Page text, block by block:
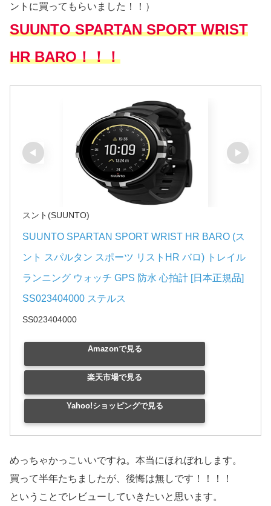
ントに買ってもらいました！！）
SUUNTO SPARTAN SPORT WRIST
HR BARO！！！
スント(SUUNTO)
SUUNTO SPARTAN SPORT WRIST HR BARO (ス
ント スパルタン スポーツ リストHR バロ) トレイル
ランニング ウォッチ GPS 防水 心拍計 [日本正規品]
SS023404000 ステルス
SS023404000
Amazonで見る
楽天市場で見る
Yahoo!ショッピングで見る
めっちゃかっこいいですね。本当にほれぼれします。
買って半年たちましたが、後悔は無しです！！！！
ということでレビューしていきたいと思います。